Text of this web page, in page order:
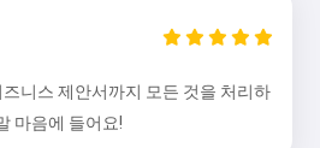
니스 제안서까지 모든 것을 처리하
마음에 들어요!